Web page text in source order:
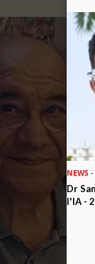
NEWS -
Dr
l'IA -